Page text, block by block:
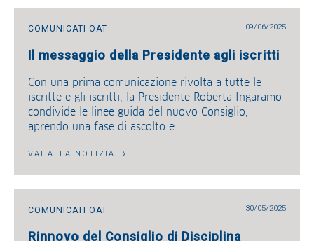
COMUNICATI OAT 09/06/2025
Il messaggio della Presidente agli iscritti
Con una prima comunicazione rivolta a tutte le
iscritte e gli iscritti, la Presidente Roberta Ingaramo
condivide le linee guida del nuovo Consiglio,
aprendo una fase di ascolto e...
VAI ALLA NOTIZIA
COMUNICATI OAT 30/05/2025
Rinnovo del Consiglio di Disciplina